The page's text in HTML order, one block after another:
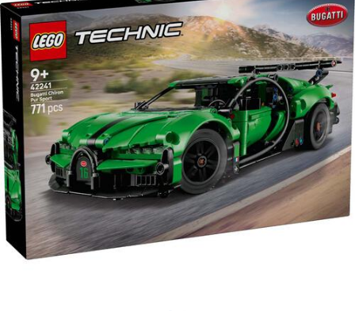
玩具車,貨車,火車及遙控系列
手工藝,文具,蠟筆,泥膠,畫板
娃娃, 芭比,收藏公仔
電子玩具
遊戲及拼圖系列
Mini Brands
Play-Doh培樂多
Pokemon寶可夢
playpop
LEGO樂高
8~11歳
12~14歳
14歳以上